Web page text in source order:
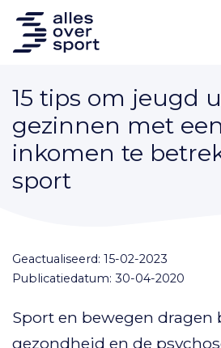
15 tips om jeugd
gezinnen met
inkomen te
sport
Geactualiseerd: 15-02-2023
Publicatiedatum: 30-04-2020
Sport en bewegen dragen
gezondheid en de